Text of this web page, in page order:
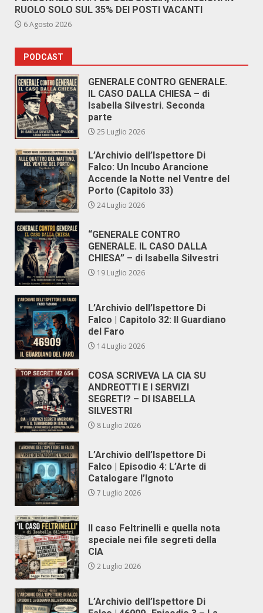
RUOLO SOLO SUL 35% DEI POSTI VACANTI
6 Agosto 2026
PODCAST
GENERALE CONTRO GENERALE.
IL CASO DALLA CHIESA – di
Isabella Silvestri. Seconda
parte
25 Luglio 2026
L’Archivio dell’Ispettore Di
Falco: Un Incubo Arancione
Accende la Notte nel Ventre del
Porto (Capitolo 33)
24 Luglio 2026
“GENERALE CONTRO
GENERALE. IL CASO DALLA
CHIESA” – di Isabella Silvestri
19 Luglio 2026
L’Archivio dell’Ispettore Di
Falco | Capitolo 32: Il Guardiano
del Faro
14 Luglio 2026
COSA SCRIVEVA LA CIA SU
ANDREOTTI E I SERVIZI
SEGRETI? – DI ISABELLA
SILVESTRI
8 Luglio 2026
L’Archivio dell’Ispettore Di
Falco | Episodio 4: L’Arte di
Catalogare l’Ignoto
7 Luglio 2026
Il caso Feltrinelli e quella nota
speciale nei file segreti della
CIA
2 Luglio 2026
L’Archivio dell’Ispettore Di